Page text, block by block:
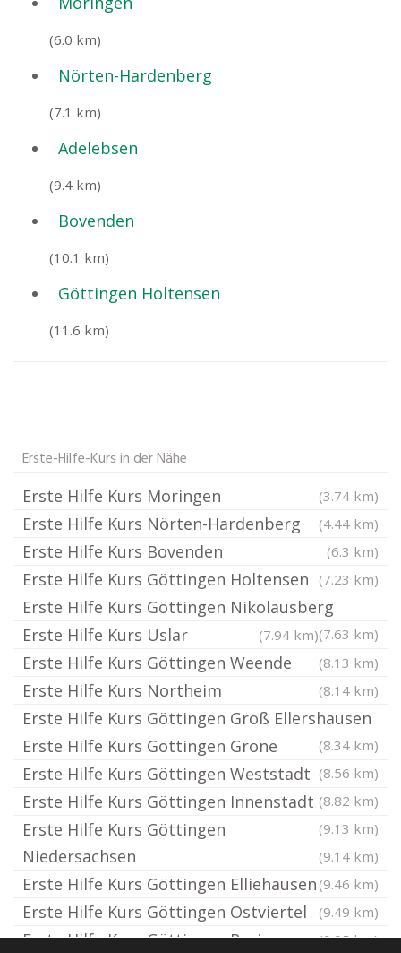
(6.0 km)
Nörten-Hardenberg
(7.1 km)
Adelebsen
(9.4 km)
Bovenden
(10.1 km)
Göttingen Holtensen
(11.6 km)
Erste-Hilfe-Kurs in der Nähe
Erste Hilfe Kurs Moringen (3.74 km)
Erste Hilfe Kurs Nörten-Hardenberg (4.44 km)
Erste Hilfe Kurs Bovenden (6.3 km)
Erste Hilfe Kurs Göttingen Holtensen (7.23 km)
Erste Hilfe Kurs Göttingen Nikolausberg
(7.63 km)
Erste Hilfe Kurs Uslar (7.94 km)
Erste Hilfe Kurs Göttingen Weende (8.13 km)
Erste Hilfe Kurs Northeim (8.14 km)
Erste Hilfe Kurs Göttingen Groß Ellershausen
(8.34 km)
Erste Hilfe Kurs Göttingen Grone
(8.56 km)
Erste Hilfe Kurs Göttingen Weststadt
(8.82 km)
Erste Hilfe Kurs Göttingen Innenstadt
(9.13 km)
Erste Hilfe Kurs Göttingen
Niedersachsen
(9.14 km)
Erste Hilfe Kurs Göttingen Elliehausen (9.46 km)
Erste Hilfe Kurs Göttingen Ostviertel (9.49 km)
Erste Hilfe Kurs Göttingen Roringen (9.95 km)